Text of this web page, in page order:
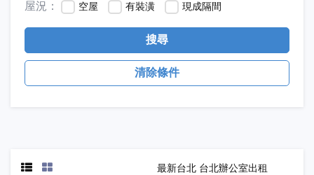
屋況：
空屋 有裝潢 現成隔間
搜尋
清除條件
最新台北 台北辦公室出租